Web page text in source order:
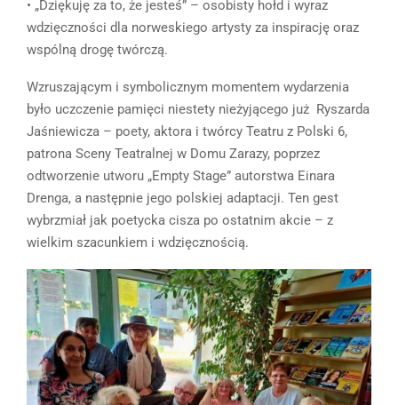
• „Dziękuję za to, że jesteś” – osobisty hołd i wyraz
wdzięczności dla norweskiego artysty za inspirację oraz
wspólną drogę twórczą.
Wzruszającym i symbolicznym momentem wydarzenia
było uczczenie pamięci niestety nieżyjącego już Ryszarda
Jaśniewicza – poety, aktora i twórcy Teatru z Polski 6,
patrona Sceny Teatralnej w Domu Zarazy, poprzez
odtworzenie utworu „Empty Stage” autorstwa Einara
Drenga, a następnie jego polskiej adaptacji. Ten gest
wybrzmiał jak poetycka cisza po ostatnim akcie – z
wielkim szacunkiem i wdzięcznością.